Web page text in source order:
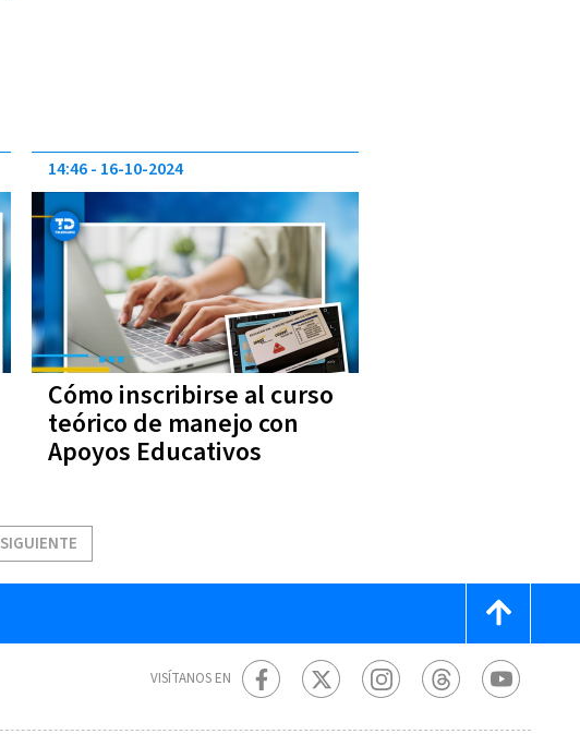
Cómo inscribirse al curso
teórico de manejo con
Apoyos Educativos
14:46 16-10-2024
SIGUIENTE
VISÍTANOS EN